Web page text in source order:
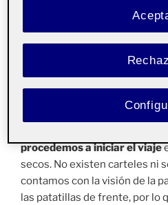
Para empezar, el lugar tiene
habilitado una de salida y otra
circulación de gente sea más
entrada es ahora la que está
mapa.La primera paradaes
prácticamente todos los
cumplen con la nueva
procedemos a iniciar el viaje
secos. No existen carteles ni
contamos con la visión de la
las patatillas de frente, por lo